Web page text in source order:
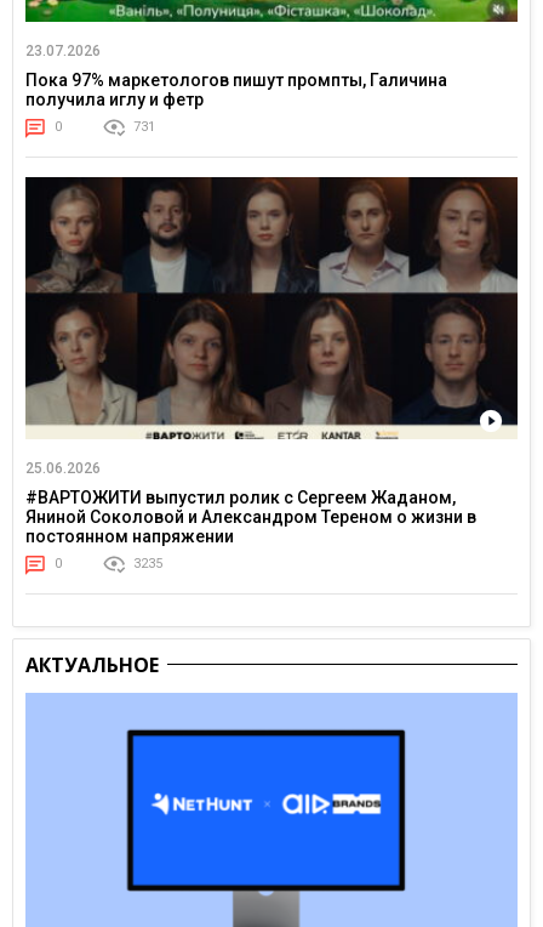
23.07.2026
Пока 97% маркетологов пишут промпты, Галичина
получила иглу и фетр
0 731
25.06.2026
#ВАРТОЖИТИ выпустил ролик с Сергеем Жаданом,
Яниной Соколовой и Александром Тереном о жизни в
постоянном напряжении
0 3235
АКТУАЛЬНОЕ